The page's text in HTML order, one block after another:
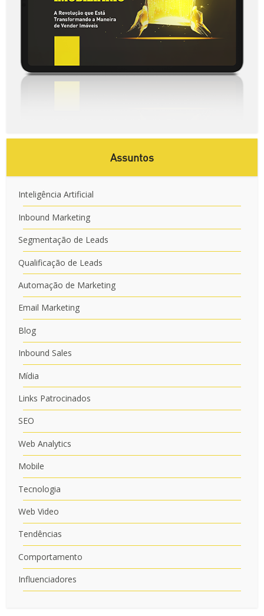
Assuntos
Inteligência Artificial
Inbound Marketing
Segmentação de Leads
Qualificação de Leads
Automação de Marketing
Email Marketing
Blog
Inbound Sales
Mídia
Links Patrocinados
SEO
Web Analytics
Mobile
Tecnologia
Web Video
Tendências
Comportamento
Influenciadores